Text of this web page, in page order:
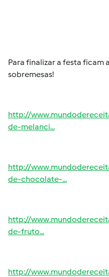
Para finalizar a festa ficam
sobremesas!
http://
de-melanci...
http://
de-chocolate-...
http://
de-fruto...
http://